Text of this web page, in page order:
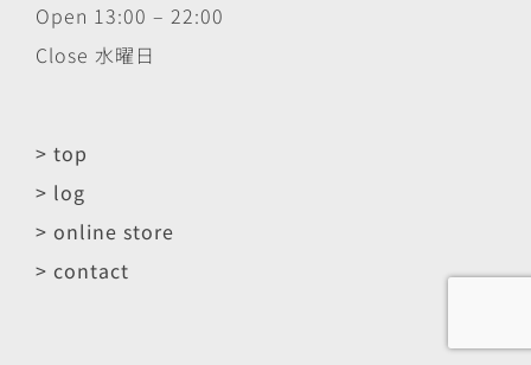
Open 13:00 – 22:00
Close 水曜日
> top
> log
> online store
> contact